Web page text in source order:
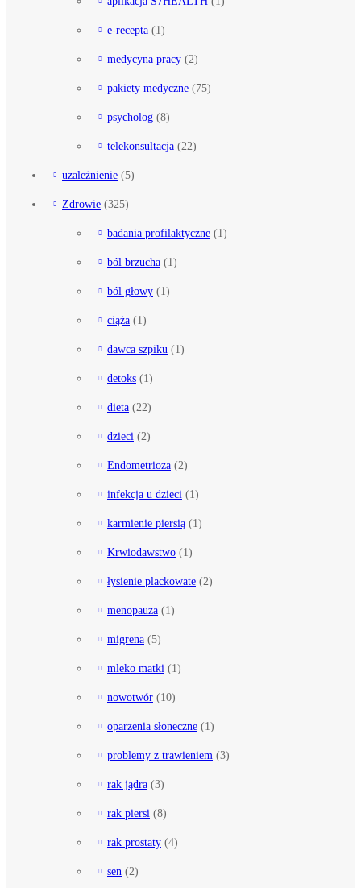
e-recepta (1)
medycyna pracy (2)
pakiety medyczne (75)
psycholog (8)
telekonsultacja (22)
uzależnienie (5)
Zdrowie (325)
badania profilaktyczne (1)
ból brzucha (1)
ból głowy (1)
ciąża (1)
dawca szpiku (1)
detoks (1)
dieta (22)
dzieci (2)
Endometrioza (2)
infekcja u dzieci (1)
karmienie piersią (1)
Krwiodawstwo (1)
łysienie plackowate (2)
menopauza (1)
migrena (5)
mleko matki (1)
nowotwór (10)
oparzenia słoneczne (1)
problemy z trawieniem (3)
rak jądra (3)
rak piersi (8)
rak prostaty (4)
sen (2)